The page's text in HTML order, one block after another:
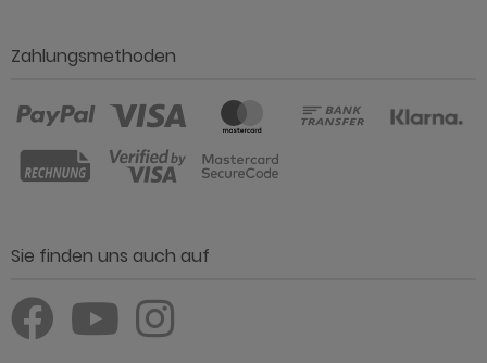
Zahlungsmethoden
Sie finden uns auch auf